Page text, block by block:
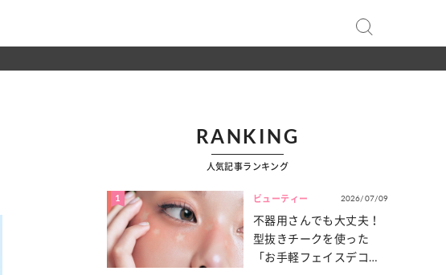
RANKING
人気記事ランキング
1 ビューティー 2026/07/09
不器用さんでも大丈夫！
型抜きチークを使った
「お手軽フェイスデコ」